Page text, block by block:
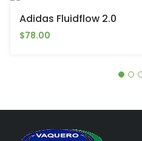
Adidas Fluidflow 2.0
$78.00